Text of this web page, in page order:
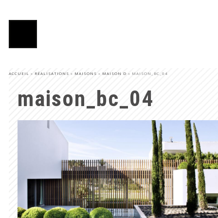
ACCUEIL » RÉALISATIONS » MAISONS » MAISON D » MAISON_BC_04
maison_bc_04